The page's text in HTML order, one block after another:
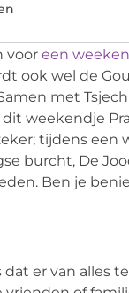
voor een
ook wel de
met
weekendje
tijdens een
burcht, De
Ben je
er van alles